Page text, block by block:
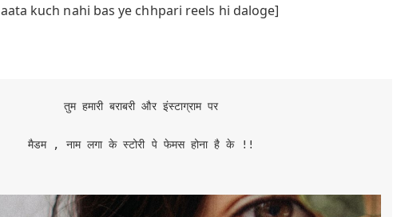
aata kuch nahi bas ye chhpari reels hi daloge]
तुम हमारी बराबरी और इंस्टाग्राम पर
मैडम , नाम लगा के स्टोरी पे फेमस होना है के !!